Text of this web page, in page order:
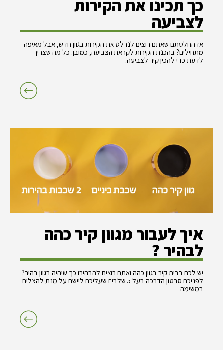
כך תכינו את הקירות
לצביעה
אז החלטתם שאתם רוצים לנרלט את הקירות בגוון חדש, אבל מאיפה
מתחילים? בהכנת הקירות לקראת הצביעה, כמובן. כל מה שצריך
לדעת כדי להכין קיר לצביעה.
איך לעבור מגוון קיר כהה
לבהיר ?
יש לכם בבית קיר בגוון כהה ואתם רוצים להבהירו כך שיהיה בגוון בהיר?
לפניכם סרטון הדרכה בעל 5 שלבים שעליכם ליישם על מנת להצליח
במשימה